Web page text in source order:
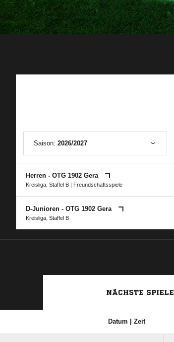
Saison: 2026/2027
Herren - OTG 1902 Gera
Kreisliga, Staffel B | Freundschaftsspiele
D-Junioren - OTG 1902 Gera
Kreisliga, Staffel B
NÄCHSTE SPIELE
Datum | Zeit